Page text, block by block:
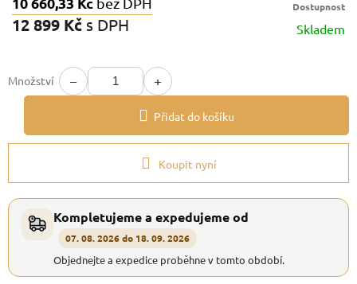
12 899 Kč s DPH
Dostupnost
Skladem
Množství − +
Přidat do košíku
Koupit nyní
Kompletujeme a expedujeme od
07. 08. 2026 do 18. 09. 2026
Objednejte a expedice proběhne v tomto období.